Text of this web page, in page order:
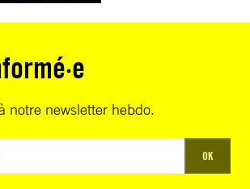
notre newsletter hebdo.
OK